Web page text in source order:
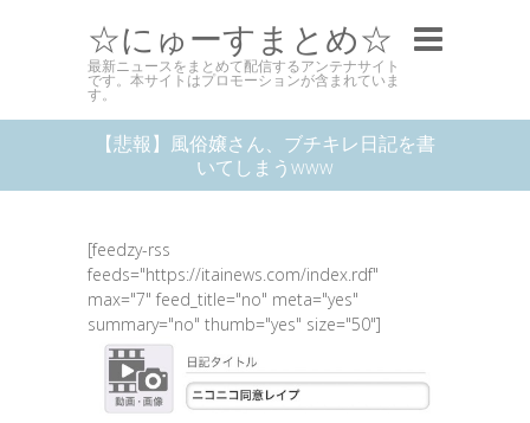
☆にゅーすまとめ☆
最新ニュースをまとめて配信するアンテナサイト
です。本サイトはプロモーションが含まれていま
す。
【悲報】風俗嬢さん、ブチキレ日記を書
いてしまうwww
[feedzy-rss
feeds="https://itainews.com/index.rdf"
max="7" feed_title="no" meta="yes"
summary="no" thumb="yes" size="50"]